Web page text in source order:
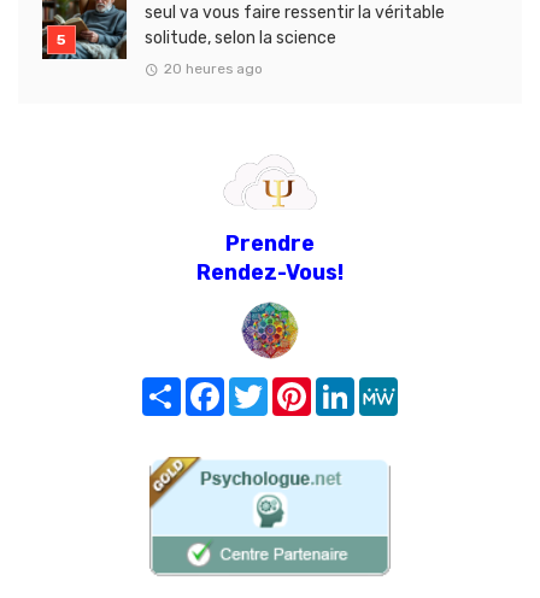
seul va vous faire ressentir la véritable
solitude, selon la science
20 heures ago
Prendre
Rendez-Vous!
Share FacebookTwitterPinterest
LinkedIn